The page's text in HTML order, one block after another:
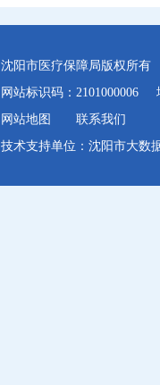
沈阳市医疗保障局版权所
网站标识码：2101000006
网站地图
联系我们
技术支持单位：沈阳市大数